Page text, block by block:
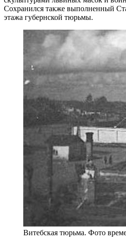
Сохранился также выполненный
этажа губернской тюрьмы.
Витебская тюрьма. Фото